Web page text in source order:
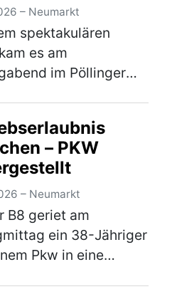
– Neumarkt
spektakulären
es am
im Pöllinger
der Fahrt die Achse,
der Nachläufer des
umkippte
(mehr)
– PKW
– Neumarkt
B8 geriet am
ein 38-Jähriger
Pkw in eine